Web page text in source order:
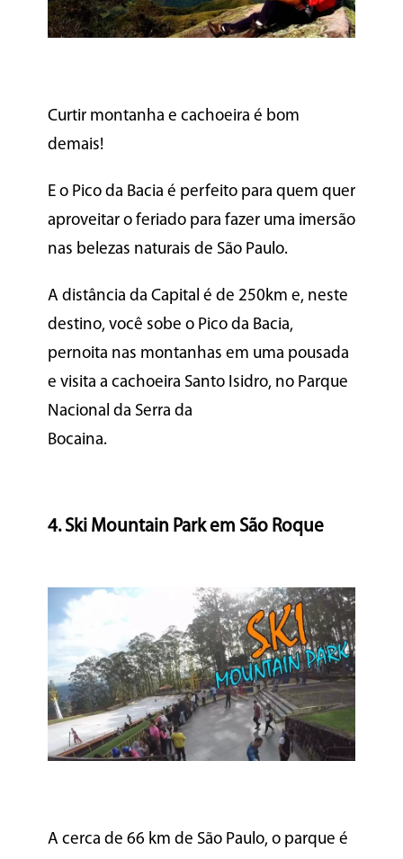
Curtir montanha e cachoeira é bom
demais!
E o Pico da Bacia é perfeito para quem quer
aproveitar o feriado para fazer uma imersão
nas belezas naturais de São Paulo.
A distância da Capital é de 250km e, neste
destino, você sobe o Pico da Bacia,
pernoita nas montanhas em uma pousada
e visita a cachoeira Santo Isidro, no Parque
Nacional da Serra da
Bocaina.
4. Ski Mountain Park em São Roque
A cerca de 66 km de São Paulo, o parque é